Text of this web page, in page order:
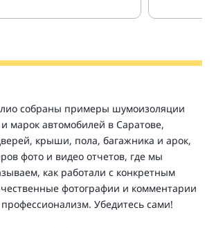
собраны примеры шумоизоляции
марок автомобилей в Саратове,
крыши, пола, багажника и арок,
фото и видео отчетов, где мы
как работали с конкретным
фотографии и комментарии
Убедитесь сами!